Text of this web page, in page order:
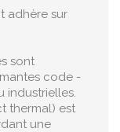
adhère sur
sont
code -
industrielles.
thermal) est
une